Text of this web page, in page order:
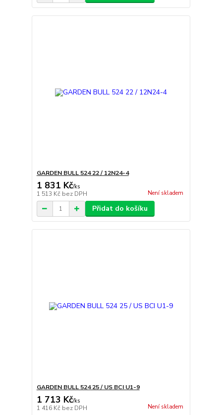
GARDEN BULL 524 22 / 12N24-4
1 831 Kč/ks
1 513 Kč bez DPH Není skladem
Přidat do košíku
GARDEN BULL 524 25 / US BCI U1-9
1 713 Kč/ks
1 416 Kč bez DPH Není skladem